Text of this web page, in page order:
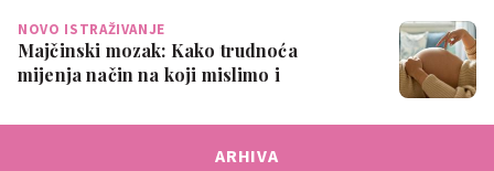
NOVO ISTRAŽIVANJE
Majčinski mozak: Kako trudnoća
mijenja način na koji mislimo i
ARHIVA